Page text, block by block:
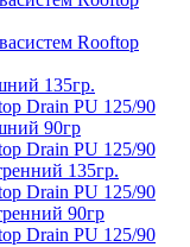
Rooftop
135гр.
Drain PU 125/90
90гр
Drain PU 125/90
135гр.
Drain PU 125/90
90гр
Drain PU 125/90